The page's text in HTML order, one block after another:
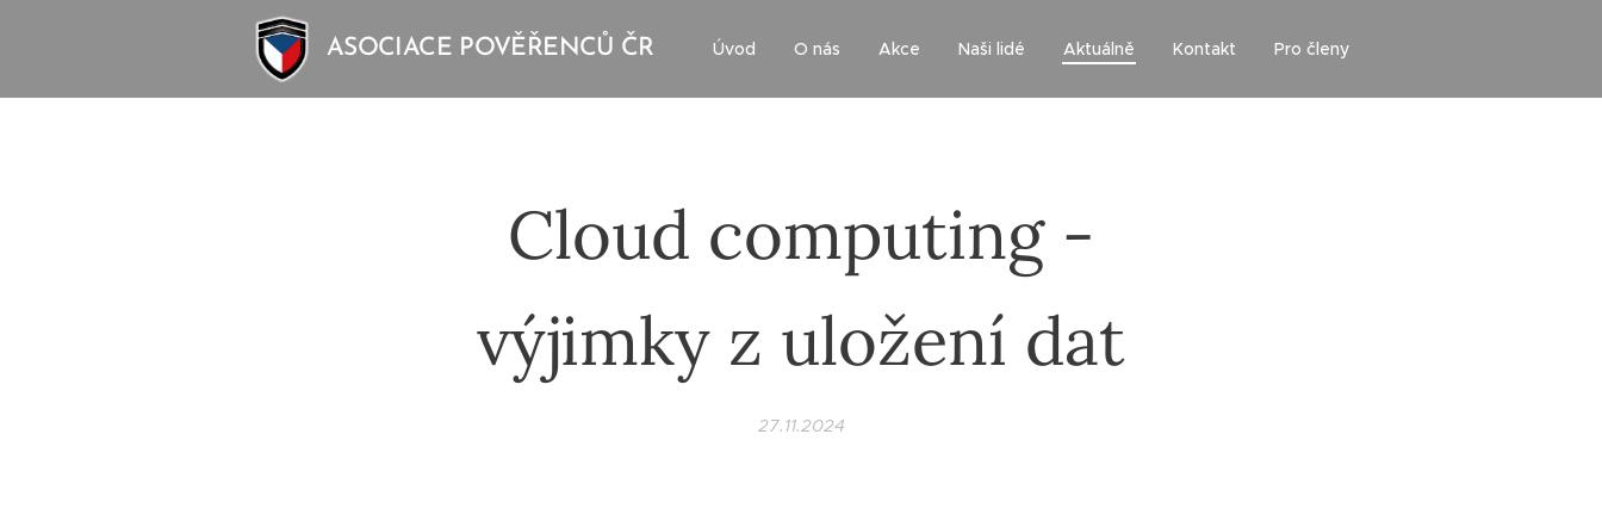
ASOCIACE POVĚŘENCŮ ČR Úvod O nás Akce Naši lidé Aktuálně Kontakt Pro členy
Cloud computing -
výjimky z uložení dat
27.11.2024